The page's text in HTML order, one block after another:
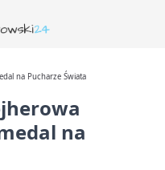
na Pucharze Świata
na